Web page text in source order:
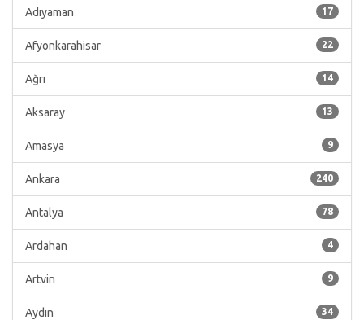
17
Adıyaman
22
Afyonkarahisar
14
Ağrı
13
Aksaray
9
Amasya
240
Ankara
78
Antalya
4
Ardahan
9
Artvin
34
Aydın